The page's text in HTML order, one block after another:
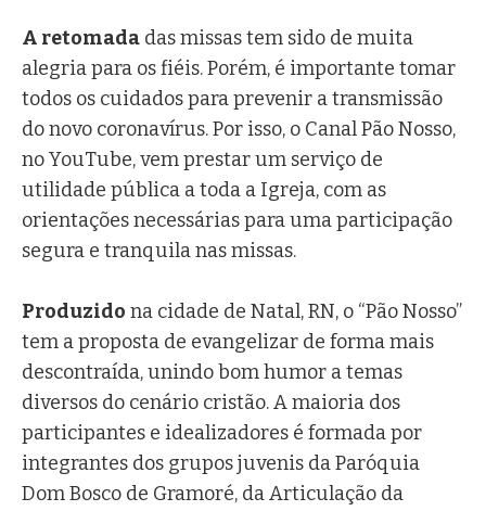
A retomada das missas tem sido de muita
alegria para os fiéis. Porém, é importante tomar
todos os cuidados para prevenir a transmissão
do novo coronavírus. Por isso, o Canal Pão Nosso,
no YouTube, vem prestar um serviço de
utilidade pública a toda a Igreja, com as
orientações necessárias para uma participação
segura e tranquila nas missas.
Produzido na cidade de Natal, RN, o “Pão Nosso”
tem a proposta de evangelizar de forma mais
descontraída, unindo bom humor a temas
diversos do cenário cristão. A maioria dos
participantes e idealizadores é formada por
integrantes dos grupos juvenis da Paróquia
Dom Bosco de Gramoré, da Articulação da